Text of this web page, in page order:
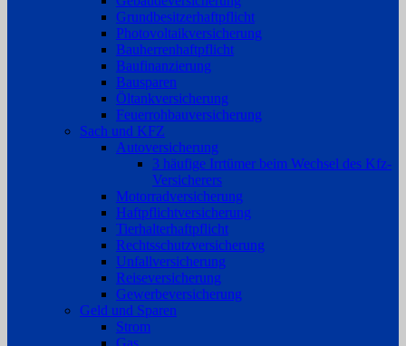
Grundbesitzerhaftpflicht
Photovoltaikversicherung
Bauherrenhaftpflicht
Baufinanzierung
Bausparen
Öltankversicherung
Feuerrohbauversicherung
Sach und KFZ
Autoversicherung
3 häufige Irrtümer beim Wechsel des Kfz-
Versicherers
Motorradversicherung
Haftpflichtversicherung
Tierhalterhaftpflicht
Rechtsschutzversicherung
Unfallversicherung
Reiseversicherung
Gewerbeversicherung
Geld und Sparen
Strom
Gas